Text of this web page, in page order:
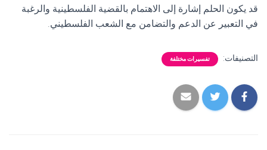
قد يكون الحلم إشارة إلى الاهتمام بالقضية الفلسطينية والرغبة
في التعبير عن الدعم والتضامن مع الشعب الفلسطيني.
التصنيفات: تفسيرات مختلفة